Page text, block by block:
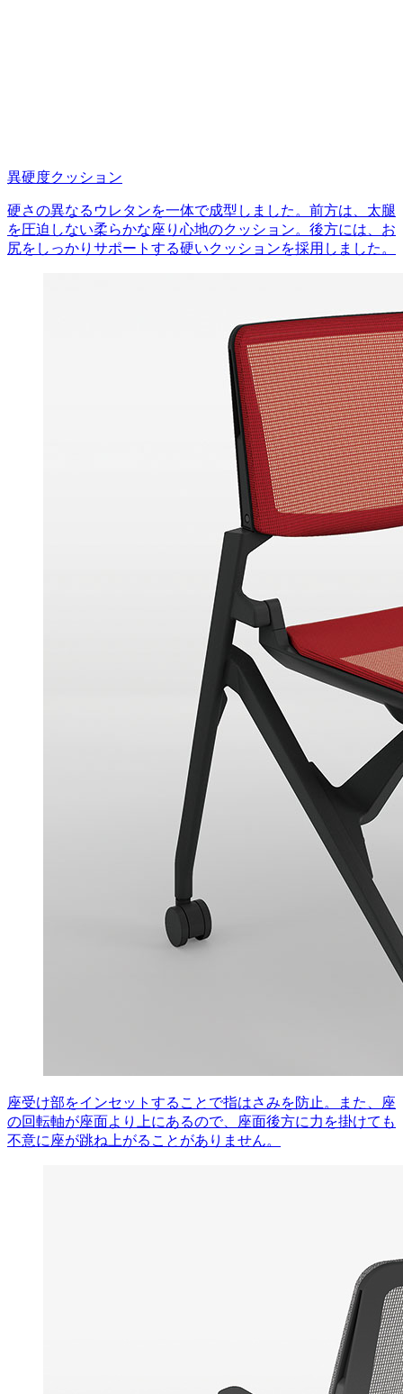
異硬度クッション
硬さの異なるウレタンを一体で成型しました。前方は、太腿
を圧迫しない柔らかな座り心地のクッション。後方には、お
尻をしっかりサポートする硬いクッションを採用しました。
座受け部をインセットすることで指はさみを防止。また、座
の回転軸が座面より上にあるので、座面後方に力を掛けても
不意に座が跳ね上がることがありません。